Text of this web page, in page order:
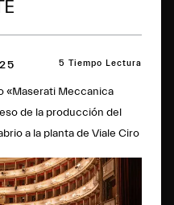
5 Tiempo Lectura
«Maserati Meccanica
de la producción del
a la planta de Viale Ciro
actuación de